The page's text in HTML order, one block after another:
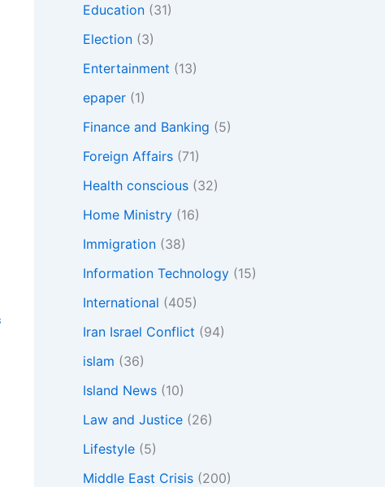
Education (31)
Election (3)
Entertainment (13)
epaper (1)
Finance and Banking (5)
Foreign Affairs (71)
Health conscious (32)
Home Ministry (16)
Immigration (38)
Information Technology (15)
International (405)
Iran Israel Conflict (94)
islam (36)
Island News (10)
Law and Justice (26)
Lifestyle (5)
Middle East Crisis (200)